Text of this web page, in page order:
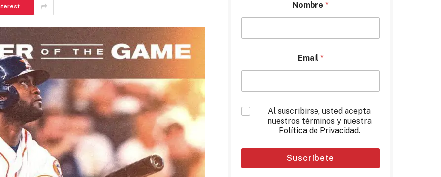
Nombre *
Email *
*
Al suscribirse, usted acepta
nuestros términos y nuestra
Política de Privacidad.
Suscríbete